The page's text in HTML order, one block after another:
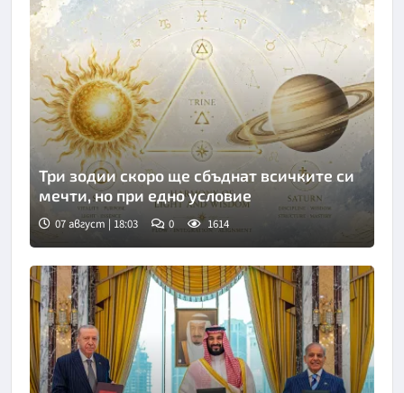
Три зодии скоро ще сбъднат всичките си
мечти, но при едно условие
07 август | 18:03 0 1614